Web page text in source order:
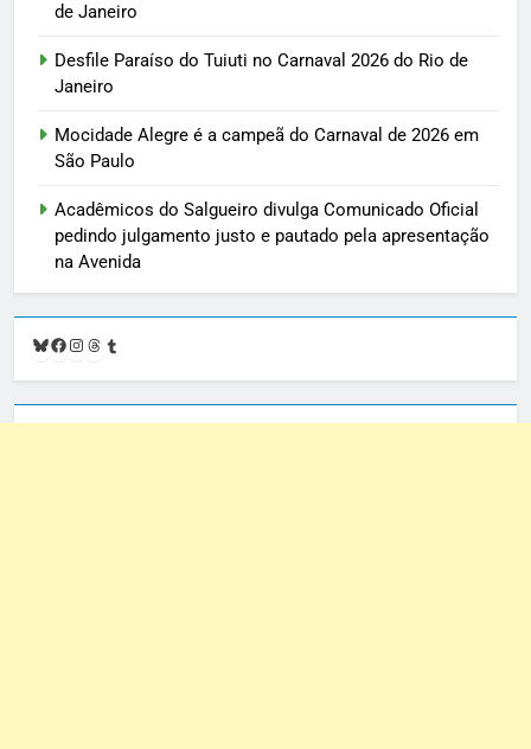
de Janeiro
Desfile Paraíso do Tuiuti no Carnaval 2026 do Rio de
Janeiro
Mocidade Alegre é a campeã do Carnaval de 2026 em
São Paulo
Acadêmicos do Salgueiro divulga Comunicado Oficial
pedindo julgamento justo e pautado pela apresentação
na Avenida
Bluesky
Facebook
Instagram
Threads